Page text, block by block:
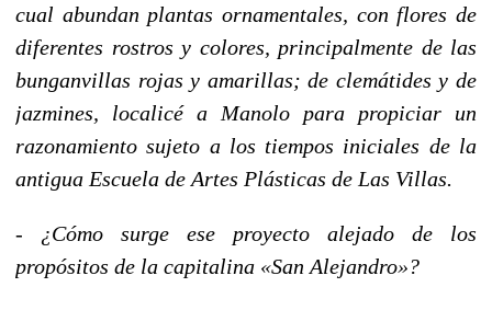
cual abundan plantas ornamentales, con flores de
diferentes rostros y colores, principalmente de las
bunganvillas rojas y amarillas; de clemátides y de
jazmines, localicé a Manolo para propiciar un
razonamiento sujeto a los tiempos iniciales de la
antigua Escuela de Artes Plásticas de Las Villas.
- ¿Cómo surge ese proyecto alejado de los
propósitos de la capitalina «San Alejandro»?